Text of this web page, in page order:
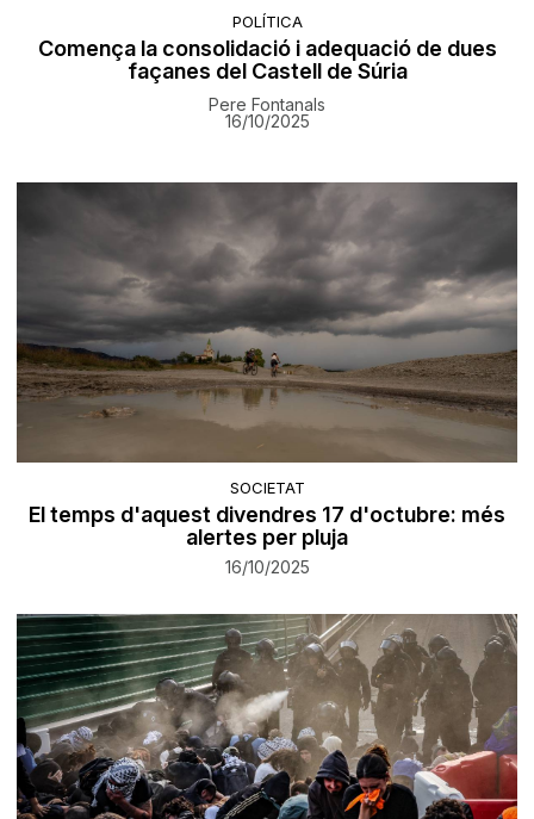
POLÍTICA
Comença la consolidació i adequació de dues
façanes del Castell de Súria
Pere Fontanals
16/10/2025
SOCIETAT
El temps d'aquest divendres 17 d'octubre: més
alertes per pluja
16/10/2025